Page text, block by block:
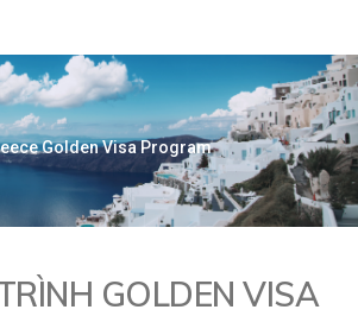
Golden Visa Program
GOLDEN VISA